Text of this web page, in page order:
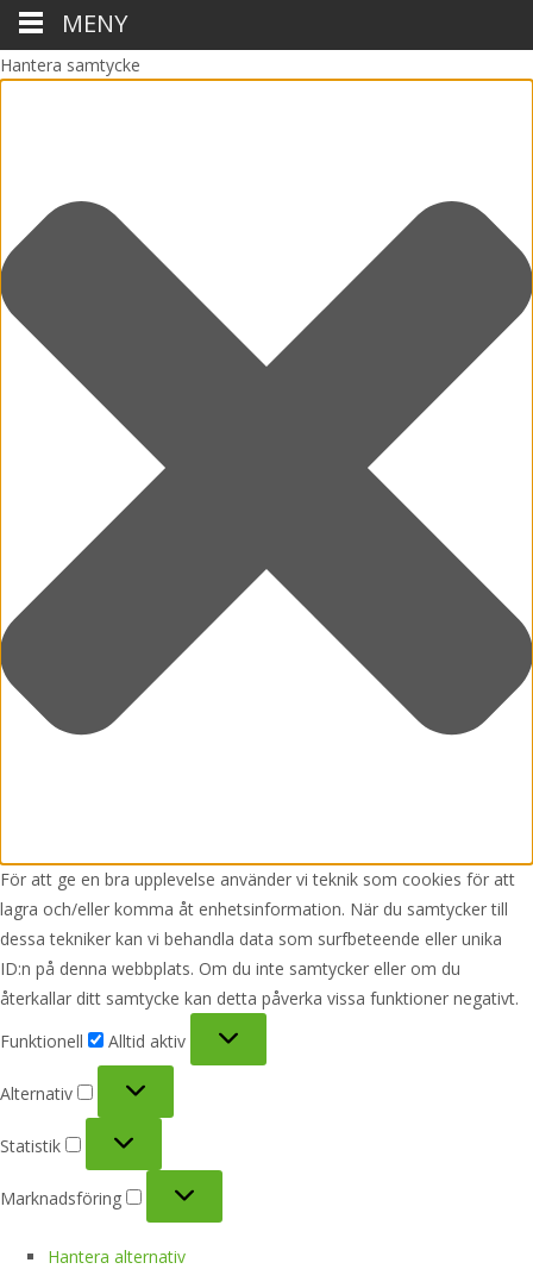
Hantera samtycke
För att ge en bra upplevelse använder vi teknik som cookies för att
lagra och/eller komma åt enhetsinformation. När du samtycker till
dessa tekniker kan vi behandla data som surfbeteende eller unika
ID:n på denna webbplats. Om du inte samtycker eller om du
återkallar ditt samtycke kan detta påverka vissa funktioner negativt.
Funktionell
Alltid aktiv
Alternativ
Statistik
Marknadsföring
Hantera alternativ
MENY